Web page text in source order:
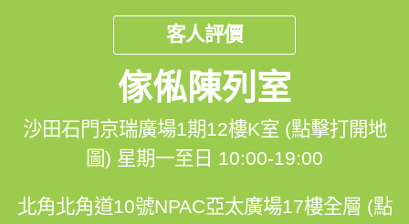
客人評價
傢俬陳列室
沙田石門京瑞廣場1期12樓K室 (點擊打開地
圖) 星期一至日 10:00-19:00
北角北角道10號NPAC亞太廣場17樓全層 (點